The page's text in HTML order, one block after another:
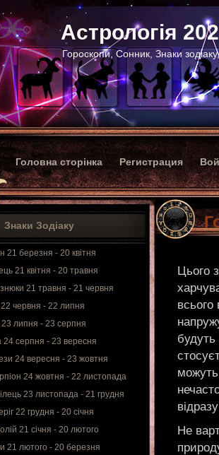
Астрологія
Гороскопи, Сонник, Знаки
Головна сторінка Регистрация
Знаки Зодіаку
21 березня - 20 квітня
21 квітня - 20 травня
21 травня - 21 червня
22 червня - 22 липня
липня - 23 серпня
24 серпня - 23 вересня
24 вересня - 23 жовтня
24 жовтня - 22 листопада
23 листопада - 21 грудня
22 грудня - 20 січня
21 січня - 20 лютого
21 лютого - 20 березня
Цього
можуть
Не